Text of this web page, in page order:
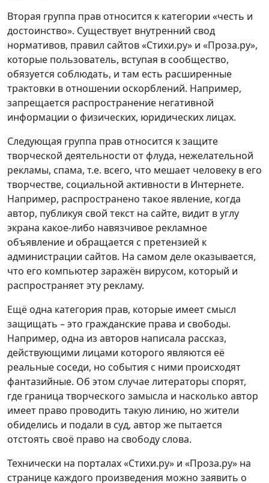
Вторая группа прав относится к категории «честь и
достоинство». Существует внутренний свод
нормативов, правил сайтов «Стихи.ру» и «Проза.ру»,
которые пользователь, вступая в сообщество,
обязуется соблюдать, и там есть расширенные
трактовки в отношении оскорблений. Например,
запрещается распространение негативной
информации о физических, юридических лицах.
Следующая группа прав относится к защите
творческой деятельности от флуда, нежелательной
рекламы, спама, т.е. всего, что мешает человеку в его
творчестве, социальной активности в Интернете.
Например, распространено такое явление, когда
автор, публикуя свой текст на сайте, видит в углу
экрана какое-либо навязчивое рекламное
объявление и обращается с претензией к
администрации сайтов. На самом деле оказывается,
что его компьютер заражён вирусом, который и
распространяет эту рекламу.
Ещё одна категория прав, которые имеет смысл
защищать – это гражданские права и свободы.
Например, одна из авторов написала рассказ,
действующими лицами которого являются её
реальные соседи, но события с ними происходят
фантазийные. Об этом случае литераторы спорят,
где граница творческого замысла и насколько автор
имеет право проводить такую линию, но жители
обиделись и подали в суд, автор же пытается
отстоять своё право на свободу слова.
Технически на порталах «Стихи.ру» и «Проза.ру» на
странице каждого произведения можно заявить о